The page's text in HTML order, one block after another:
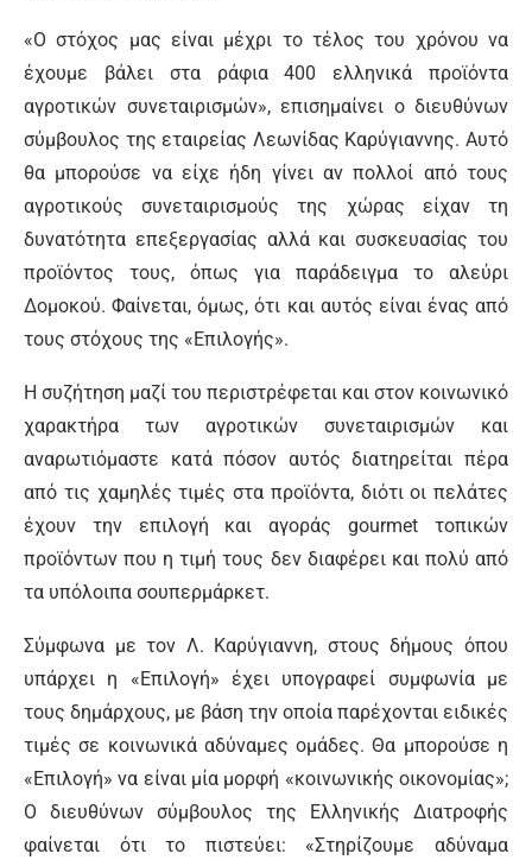
«Ο στόχος μας είναι μέχρι το τέλος του χρόνου να
έχουμε βάλει στα ράφια 400 ελληνικά προϊόντα
αγροτικών συνεταιρισμών», επισημαίνει ο διευθύνων
σύμβουλος της εταιρείας Λεωνίδας Καρύγιαννης. Αυτό
θα μπορούσε να είχε ήδη γίνει αν πολλοί από τους
αγροτικούς συνεταιρισμούς της χώρας είχαν τη
δυνατότητα επεξεργασίας αλλά και συσκευασίας του
προϊόντος τους, όπως για παράδειγμα το αλεύρι
Δομοκού. Φαίνεται, όμως, ότι και αυτός είναι ένας από
τους στόχους της «Επιλογής».
Η συζήτηση μαζί του περιστρέφεται και στον κοινωνικό
χαρακτήρα των αγροτικών συνεταιρισμών και
αναρωτιόμαστε κατά πόσον αυτός διατηρείται πέρα
από τις χαμηλές τιμές στα προϊόντα, διότι οι πελάτες
έχουν την επιλογή και αγοράς gourmet τοπικών
προϊόντων που η τιμή τους δεν διαφέρει και πολύ από
τα υπόλοιπα σουπερμάρκετ.
Σύμφωνα με τον Λ. Καρύγιαννη, στους δήμους όπου
υπάρχει η «Επιλογή» έχει υπογραφεί συμφωνία με
τους δημάρχους, με βάση την οποία παρέχονται ειδικές
τιμές σε κοινωνικά αδύναμες ομάδες. Θα μπορούσε η
«Επιλογή» να είναι μία μορφή «κοινωνικής οικονομίας»;
Ο διευθύνων σύμβουλος της Ελληνικής Διατροφής
φαίνεται ότι το πιστεύει: «Στηρίζουμε αδύναμα